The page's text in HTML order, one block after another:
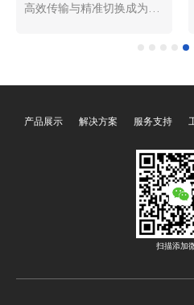
天，从会议室的多媒体展示
制作，信号的传输与切换无
模拟信号种类的不断丰富，
备已难以满足复杂场景的需
求。广州欧雅丽信息技术有
限公司oyalee中议视控的混
合矩阵切换器“8进8出FLX-
NANO，16进16出FLX-
LARGE、40进40出FLX-
产品展示 解决方案 服务支持
扫描添加